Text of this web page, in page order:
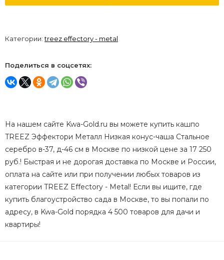
Категории:treez effectory - metal
Поделиться в соцсетях:
На нашем сайте Kwa-Gold.ru вы можете купить кашпо
TREEZ Эффектори Металл Низкая конус-чаша Стальное
серебро в-37, д-46 см в Москве по низкой цене за 17 250
руб.! Быстрая и не дорогая доставка по Москве и России,
оплата на сайте или при получении любых товаров из
категории TREEZ Effectory - Metal! Если вы ищите, где
купить благоустройство сада в Москве, то вы попали по
адресу, в Kwa-Gold порядка 4 500 товаров для дачи и
квартиры!